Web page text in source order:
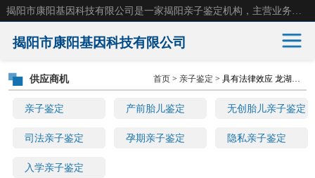
揭阳市康阳基因科技有限公司
亲子鉴定 产前胎儿鉴定 无创胎儿亲子鉴定
司法亲子鉴定 孕期亲子鉴定 隐私亲子鉴定
入学亲子鉴定
供应商机 首页 > 亲子鉴定 > 具有法律效应 龙湖dna亲子鉴定中心
亲子鉴定 产前胎儿鉴定
无创胎儿亲子鉴定 司法亲子鉴定
孕期亲子鉴定